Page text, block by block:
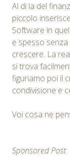
Al di la del
piccolo
Software in
e spesso
crescere. La
si trova
figuriamo poi il
condivisione e
Voi cosa ne
Sponsored Post